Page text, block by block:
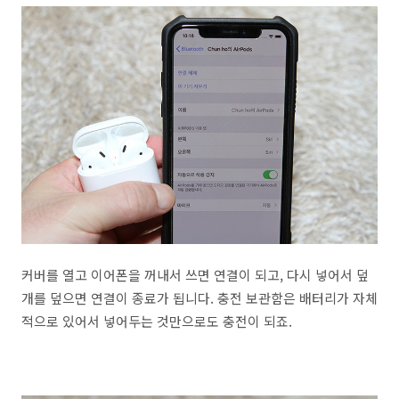
커버를 열고 이어폰을 꺼내서 쓰면 연결이 되고, 다시 넣어서 덮
개를 덮으면 연결이 종료가 됩니다. 충전 보관함은 배터리가 자체
적으로 있어서 넣어두는 것만으로도 충전이 되죠.